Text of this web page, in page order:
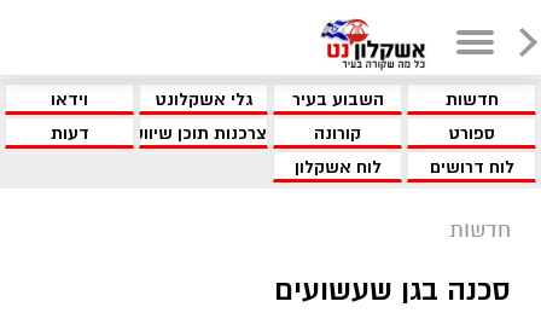
חדשות השבוע בעיר גלי אשקלונט
וידאו
ספורט
קורונה צרכנות תוכן שיווקי
דעות
לוח דרושים
לוח אשקלון
חדשות
סכנה בגן שעשועים